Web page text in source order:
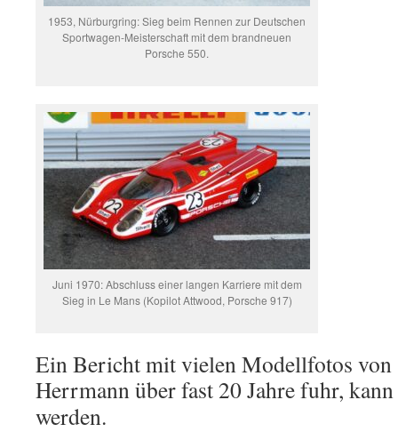
1953, Nürburgring: Sieg beim Rennen zur Deutschen
Sportwagen-Meisterschaft mit dem brandneuen
Porsche 550.
Juni 1970: Abschluss einer langen Karriere mit dem
Sieg in Le Mans (Kopilot Attwood, Porsche 917)
Ein Bericht mit vielen Modellfotos von
Herrmann über fast 20 Jahre fuhr, kann
werden.